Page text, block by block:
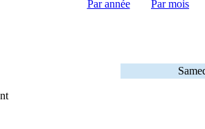
Par année Par mois